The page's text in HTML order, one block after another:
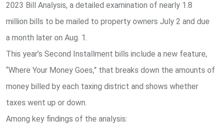
2023 Bill Analysis, a detailed examination of nearly 1.8
million bills to be mailed to property owners July 2 and due
a month later on Aug. 1.
This year’s Second Installment bills include a new feature,
“Where Your Money Goes,” that breaks down the amounts of
money billed by each taxing district and shows whether
taxes went up or down.
Among key findings of the analysis: